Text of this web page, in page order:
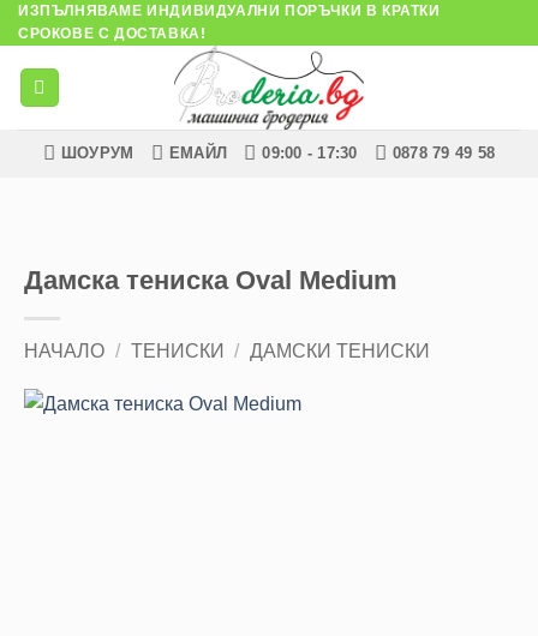
Skip
to
content
ИЗПЪЛНЯВАМЕ ИНДИВИДУАЛНИ ПОРЪЧКИ В КРАТКИ
СРОКОВЕ С ДОСТАВКА!
ШОУРУМ ЕМАЙЛ 09:00 - 17:30 0878 79 49 58
Дамска тениска Oval Medium
НАЧАЛО / ТЕНИСКИ / ДАМСКИ ТЕНИСКИ